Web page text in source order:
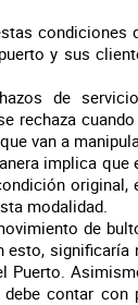
y sus
de
rechaza
van a
implica
modalidad.
de
Puerto.
contar